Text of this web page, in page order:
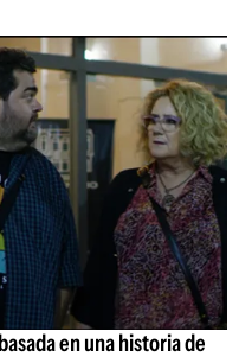
en una historia de